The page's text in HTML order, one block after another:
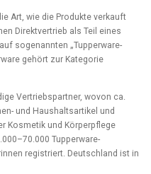
Art, wie die Produkte verkauft
Direktvertrieb als Teil eines
sogenannten „Tupperware-
gehört zur Kategorie
Vertriebspartner, wovon ca.
und Haushaltsartikel und
Kosmetik und Körperpflege
Tupperware-
registriert. Deutschland ist in